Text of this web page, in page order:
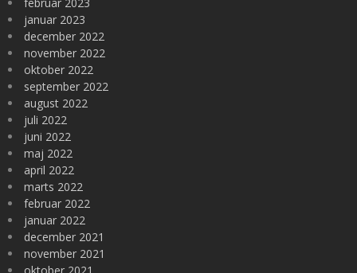
januar 2023
december 2022
november 2022
oktober 2022
september 2022
august 2022
juli 2022
juni 2022
maj 2022
april 2022
marts 2022
februar 2022
januar 2022
december 2021
november 2021